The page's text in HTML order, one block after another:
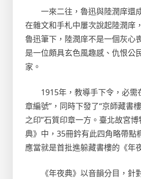
一來二往，魯迅與陸潤庠還
在雜文和手札中屢次說起陸潤庠
魯迅筆下，陸潤庠不是一個灰心
是一位頗具玄色風趣感、仇恨公
家。
1915年，教導手下令，必需
章編號”，同時下發了“京師藏書
之印”石質印章一方。臺北故宮
典》中，35冊鈐有此四角略帶點
應當就是首批進躲藏書樓的《年
《年夜典》以音韻分目，針